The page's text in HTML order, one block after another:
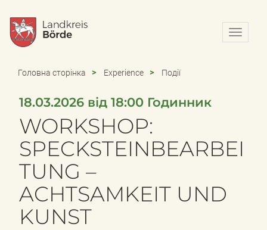
N
a
n
e
Головна сторінка Experience Події
18.03.2026 від 18:00 Годинник
WORKSHOP:
SPECKSTEINBEARBEI
TUNG –
ACHTSAMKEIT UND
KUNST